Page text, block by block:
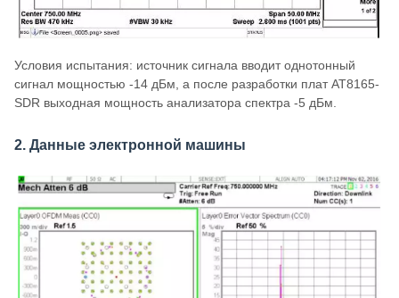
Условия испытания: источник сигнала вводит однотонный
сигнал мощностью -14 дБм, а после разработки плат AT8165-
SDR выходная мощность анализатора спектра -5 дБм.
2. Данные электронной машины